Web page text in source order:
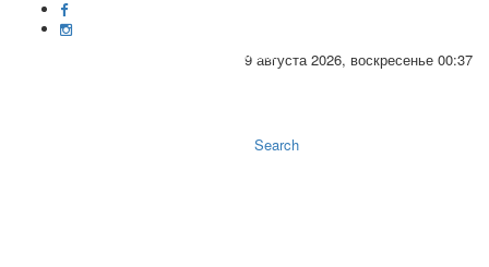
9 августа 2026, воскресенье 00:37
Search